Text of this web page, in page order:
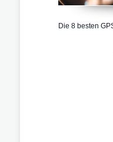
Die 8 besten